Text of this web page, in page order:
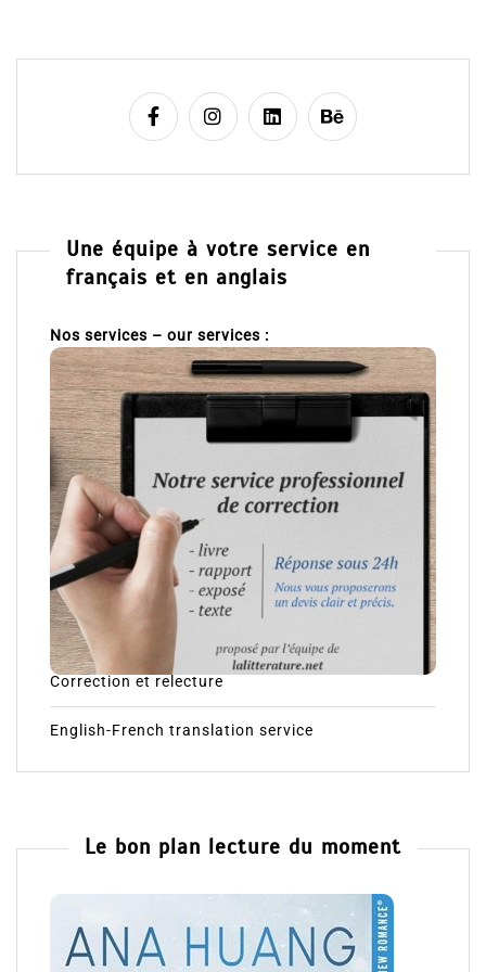
Une équipe à votre service en
français et en anglais
Nos services – our services :
Correction et relecture
English-French translation service
Le bon plan lecture du moment